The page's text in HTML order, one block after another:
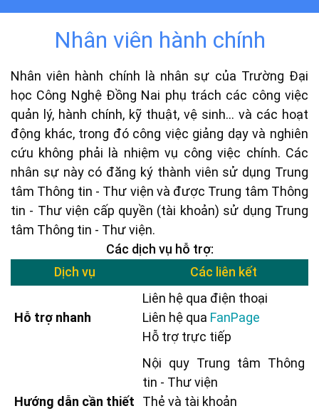
Nhân viên hành chính
Nhân viên hành chính là nhân sự của Trường Đại
học Công Nghệ Đồng Nai phụ trách các công việc
quản lý, hành chính, kỹ thuật, vệ sinh… và các hoạt
động khác, trong đó công việc giảng dạy và nghiên
cứu không phải là nhiệm vụ công việc chính. Các
nhân sự này có đăng ký thành viên sử dụng Trung
tâm Thông tin - Thư viện và được Trung tâm Thông
tin - Thư viện cấp quyền (tài khoản) sử dụng Trung
tâm Thông tin - Thư viện.
Các dịch vụ hỗ trợ:
Dịch vụ
Các liên kết
Hỗ trợ nhanh
Liên hệ qua điện thoại
Liên hệ qua FanPage
Hỗ trợ trực tiếp
Hướng dẫn cần thiết
Nội quy Trung tâm Thông
tin - Thư viện
Thẻ và tài khoản